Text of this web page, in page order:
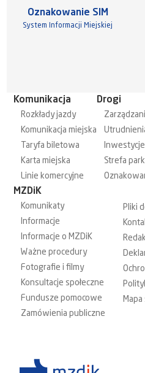
Oznakowanie SIM
System Informacji Miejskiej
Komunikacja
Rozkłady jazdy
Komunikacja miejska
Taryfa biletowa
Karta miejska
Linie komercyjne
Drogi
Strefa
MZDiK
Komunikaty
Informacje
Informacje o MZDiK
Ważne procedury
Fotografie i filmy
Konsultacje społeczne
Fundusze pomocowe
Zamówienia publiczne
Pliki